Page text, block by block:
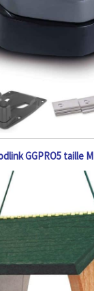
GGPRO5 taille M